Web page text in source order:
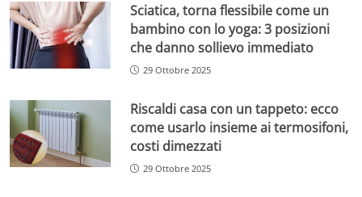
Sciatica, torna flessibile come un
bambino con lo yoga: 3 posizioni
che danno sollievo immediato
29 Ottobre 2025
Riscaldi casa con un tappeto: ecco
come usarlo insieme ai termosifoni,
costi dimezzati
29 Ottobre 2025